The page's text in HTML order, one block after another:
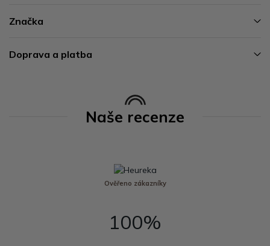
Značka
Doprava a platba
Naše recenze
Ověřeno zákazníky
100%